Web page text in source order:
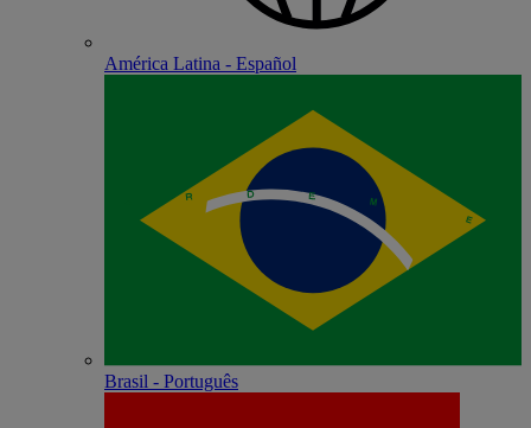
América Latina - Español
Brasil - Português